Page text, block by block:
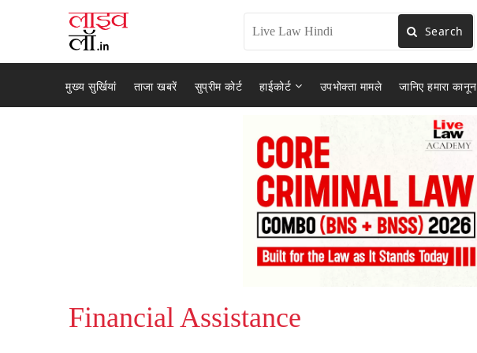
Search
मुख्य सुर्खियां ताजा खबरें सुप्रीम कोर्ट हाईकोर्ट उपभोक्ता मामले जानिए हमारा कानून
Financial Assistance